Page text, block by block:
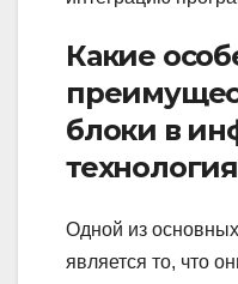
Какие
блоки в
Одной из
является то, что